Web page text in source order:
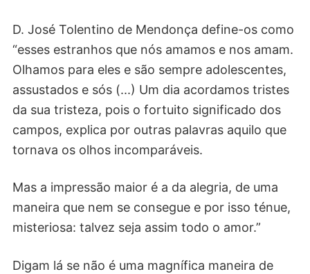
D. José Tolentino de Mendonça define-os como
“esses estranhos que nós amamos e nos amam.
Olhamos para eles e são sempre adolescentes,
assustados e sós (...) Um dia acordamos tristes
da sua tristeza, pois o fortuito significado dos
campos, explica por outras palavras aquilo que
tornava os olhos incomparáveis.
Mas a impressão maior é a da alegria, de uma
maneira que nem se consegue e por isso ténue,
misteriosa: talvez seja assim todo o amor.”
Digam lá se não é uma magnífica maneira de